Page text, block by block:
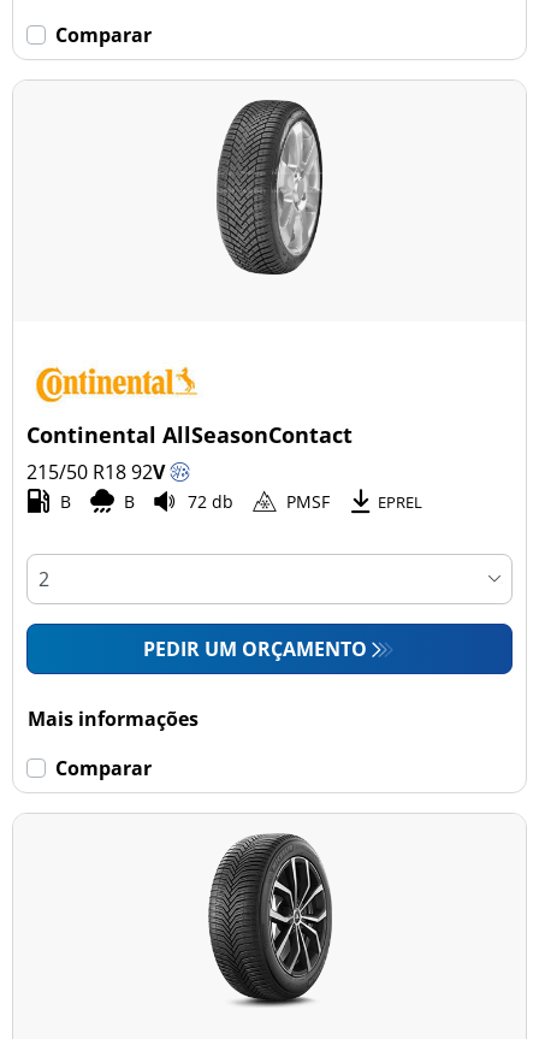
Comparar
Continental AllSeasonContact
215/50 R1892V
B B 72 db PMSF EPREL
PEDIR UM ORÇAMENTO
Mais informações
Comparar